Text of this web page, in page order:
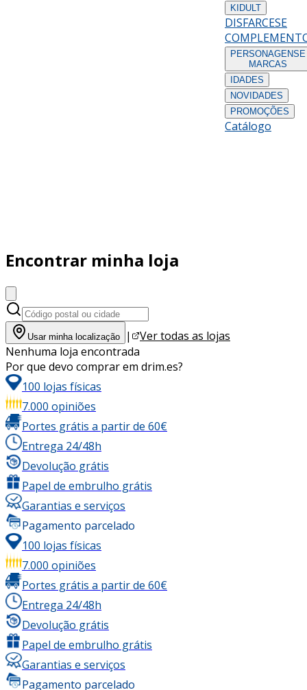
KIDULT
DISFARCESE
PERSONAGENS E
MARCAS
IDADES
NOVIDADES
PROMOÇÕES
Catálogo
Encontrar minha loja
Usar minha localização |
Ver todas as lojas
Nenhuma loja encontrada
Por que devo comprar em drim.es?
100 lojas físicas
7.000 opiniões
Portes grátis a partir de 60€
Entrega 24/48h
Devolução grátis
Papel de embrulho grátis
Garantias e serviços
Pagamento parcelado
100 lojas físicas
7.000 opiniões
Portes grátis a partir de 60€
Entrega 24/48h
Devolução grátis
Papel de embrulho grátis
Garantias e serviços
Pagamento parcelado